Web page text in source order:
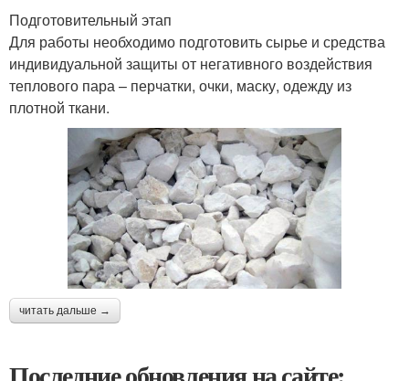
Подготовительный этап
Для работы необходимо подготовить сырье и средства
индивидуальной защиты от негативного воздействия
теплового пара – перчатки, очки, маску, одежду из
плотной ткани.
читать дальше →